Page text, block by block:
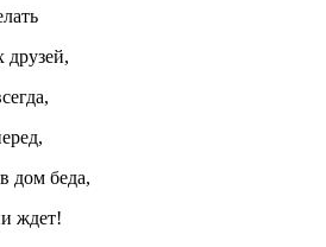
дом беда,
ждет!